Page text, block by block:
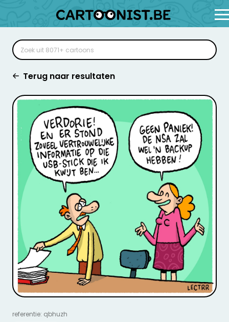
Terug naar resultaten
referentie: qbhuzh